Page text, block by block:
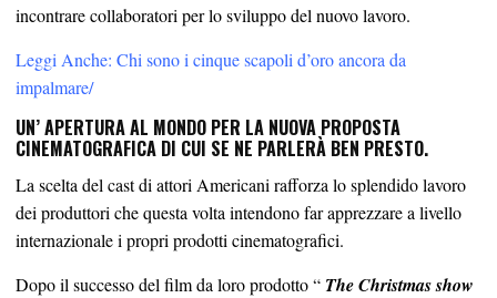
incontrare collaboratori per lo sviluppo del nuovo lavoro.
Leggi Anche: Chi sono i cinque scapoli d’oro ancora da
impalmare/
UN’ APERTURA AL MONDO PER LA NUOVA PROPOSTA
CINEMATOGRAFICA DI CUI SE NE PARLERÀ BEN PRESTO.
La scelta del cast di attori Americani rafforza lo splendido lavoro
dei produttori che questa volta intendono far apprezzare a livello
internazionale i propri prodotti cinematografici.
Dopo il successo del film da loro prodotto “ The Christmas show